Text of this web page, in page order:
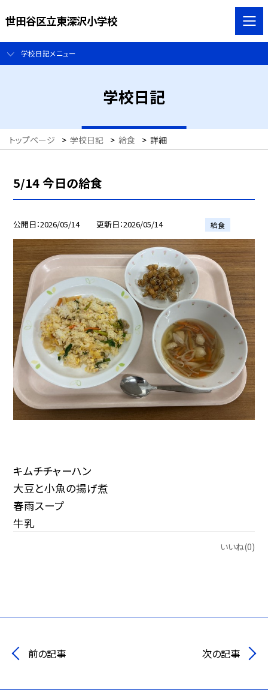
世田谷区立東深沢小学校
学校日記メニュー
学校日記
トップページ > 学校日記 > 給食 > 詳細
5/14 今日の給食
公開日 2026/05/14 更新日 2026/05/14 給食
キムチチャーハン
大豆と小魚の揚げ煮
春雨スープ
牛乳
いいね(0)
前の記事 次の記事